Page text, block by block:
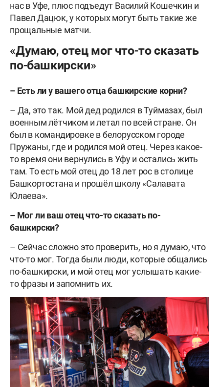
нас в Уфе, плюс подъедут Василий Кошечкин и
Павел Дацюк, у которых могут быть такие же
прощальные матчи.
«Думаю, отец мог что-то сказать
по-башкирски»
– Есть ли у вашего отца башкирские корни?
– Да, это так. Мой дед родился в Туймазах, был
военным лётчиком и летал по всей стране. Он
был в командировке в белорусском городе
Пружаны, где и родился мой отец. Через какое-
то время они вернулись в Уфу и остались жить
там. То есть мой отец до 18 лет рос в столице
Башкортостана и прошёл школу «Салавата
Юлаева».
– Мог ли ваш отец что-то сказать по-
башкирски?
– Сейчас сложно это проверить, но я думаю, что
что-то мог. Тогда были люди, которые общались
по-башкирски, и мой отец мог услышать какие-
то фразы и запомнить их.